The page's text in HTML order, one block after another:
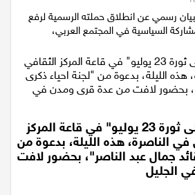
2026" في بيان رسمي عن انطلاق حملته الرسمية لرفع
احتفالية "74 عاما على ثورة 23 يوليو" في قاعة المركز
في الناصرة، هذه الليلة، بدعوة من
جمال عبد الناصر"، بحضور لافت
الجليل